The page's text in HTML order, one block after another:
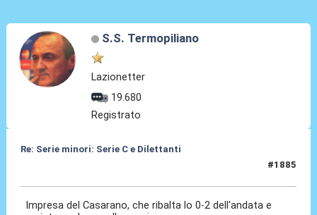
S.S. Termopiliano
Lazionetter
19.680
Registrato
Re: Serie minori: Serie C e Dilettanti
#1885
Impresa del Casarano, che ribalta lo 0-2 dell'andata e